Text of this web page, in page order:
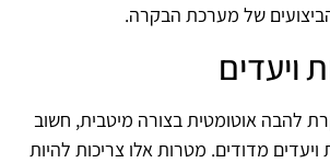
של מערכת הבקרה.
ויעדים
להבה אוטומטית בצורה מיטבית, חשוב
מדודים. מטרות אלו צריכות להיות